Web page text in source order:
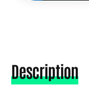
Description